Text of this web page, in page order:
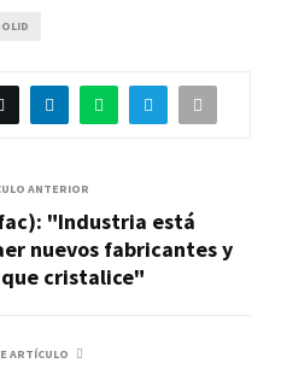
ANTERIOR
"Industria está
nuevos fabricantes y
cristalice"
ARTÍCULO